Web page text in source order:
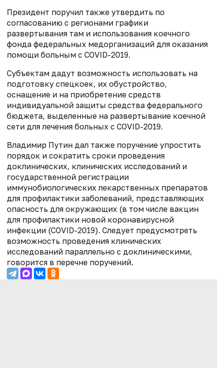
Президент поручил также утвердить по
согласованию с регионами графики
развертывания там и использования коечного
фонда федеральных медорганизаций для оказания
помощи больным с COVID-2019.
Субъектам дадут возможность использовать на
подготовку спецкоек, их обустройство,
оснащение и на приобретение средств
индивидуальной защиты средства федерального
бюджета, выделенные на развертывание коечной
сети для лечения больных с COVID-2019.
Владимир Путин дал также поручение упростить
порядок и сократить сроки проведения
доклинических, клинических исследований и
государственной регистрации
иммунобиологических лекарственных препаратов
для профилактики заболеваний, представляющих
опасность для окружающих (в том числе вакцин
для профилактики новой коронавирусной
инфекции (COVID-2019). Следует предусмотреть
возможность проведения клинических
исследований параллельно с доклиническими,
говорится в перечне поручений.